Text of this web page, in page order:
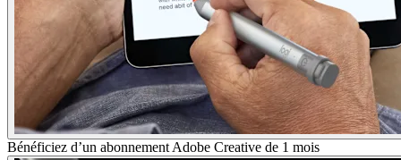
Bénéficiez d’un abonnement Adobe Creative de 1 mois